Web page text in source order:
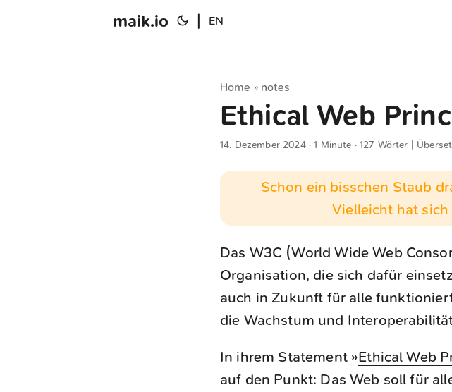
maik.io EN
Home » notes
Ethical Web
14. Dezember 2024· 1 Minute · 127 Wörter |
Schon ein bisschen Staub
Vielleicht hat
Das W3C (World Wide Web
Organisation, die sich dafür
auch in Zukunft für alle
die Wachstum und
In ihrem Statement »Ethical Web
auf den Punkt: Das Web soll für